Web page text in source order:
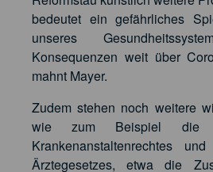
bedeutet ein gefährliches
unseres
Konsequenzen weit über
mahnt Mayer.
Zudem stehen noch weitere
wie zum Beispiel die
Krankenanstaltenrechtes
Ärztegesetzes, etwa die